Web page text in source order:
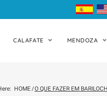
CALAFATE MENDOZA
HOME/O QUE FAZER EM